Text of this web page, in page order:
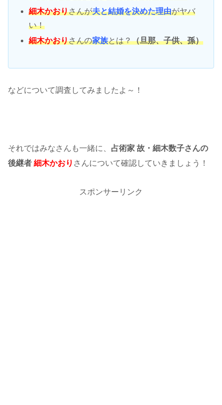
細木かおりさんが夫と結婚を決めた理由がヤバ
い！
細木かおりさんの家族とは？（旦那、子供、孫）
などについて調査してみましたよ～！
それではみなさんも一緒に、 占術家 故・細木数子さんの
後継者 細木かおり さんについて確認していきましょう！
スポンサーリンク